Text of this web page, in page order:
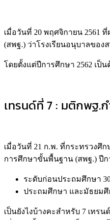
เมื่อวันที่ 20 พฤศจิกายน
(สพฐ.) ว่าโรงเรียนอนุบาลของ
โดยตั้งแต่ปีการศึกษา 2562 เป็
เทรนด์ที่ 7 : มติกพฐ.
เมื่อวันที่ 21 ก.พ. ที่กระทรวงศึ
การศึกษาขั้นพื้นฐาน (สพฐ.) ปีก
ระดับก่อนประถมศึกษา
ประถมศึกษา และมัธยมศึ
เป็นยังไงบ้างคะสำหรับ 7 เทร